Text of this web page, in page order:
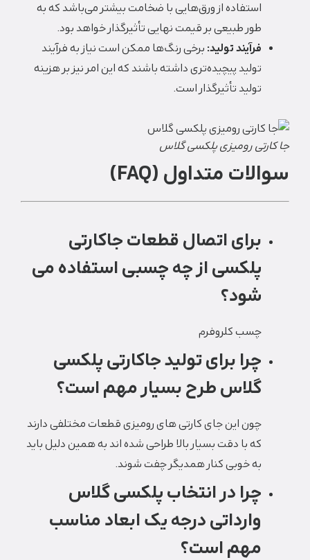
استفاده از ورق‌هایی با ضخامت بیشتر می‌باشد که به
طور طبیعی بر قیمت نهایی تأثیرگذار خواهد بود.
فرآیند تولید: برخی رنگ‌ها ممکن است نیاز به فرآیند
تولید پیچیده‌تری داشته باشند که این امر نیز بر هزینه
تولید تأثیرگذار است.
جا کارتی رومیزی پلکسی گلاس
سوالات متداول (FAQ)
برای اتصال قطعات جاکارتی
پلکسی از چه چسبی استفاده می
شود؟
چسب کلروفرم
چرا برای تولید جاکارتی پلکسی
گلاس طرح بسیار مهم است؟
چون این جای کارتی های رومیزی قطعات مختلفی دارند
که با دقت بسیار بالا طراحی شده اند به همین دلیل باید
به خوبی کنار همدیگر چفت شوند.
چرا در انتخاب پلکسی گلاس
وارداتی درجه یک ابعاد مناسب
مهم است؟